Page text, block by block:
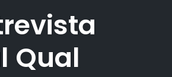
Qual